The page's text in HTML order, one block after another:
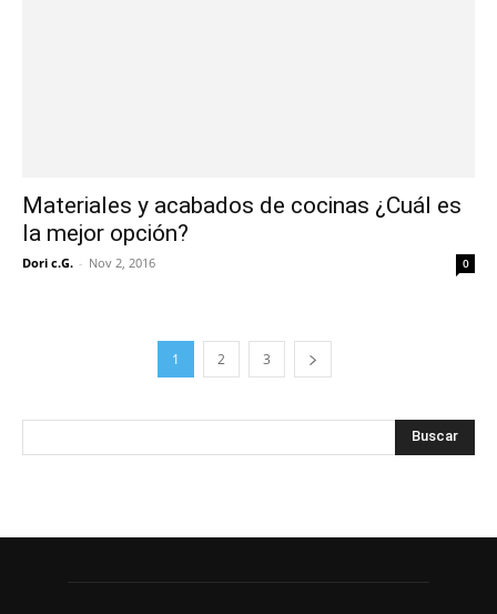
Materiales y acabados de cocinas ¿Cuál es
la mejor opción?
Dori c.G. - Nov 2, 2016 0
1 2 3